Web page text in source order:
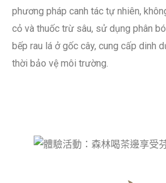
phương pháp canh tác tự nhiên,
cỏ và thuốc trừ sâu, sử dụng phân
bếp rau lá ở gốc cây, cung cấp dinh
thời bảo vệ môi trường.